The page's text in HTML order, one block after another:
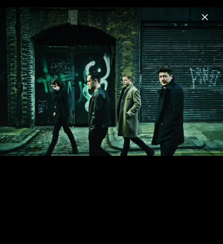
Menu
Mumford & Sons
Home News Musik Videos Fotos Biografie
Pressebilder 2018